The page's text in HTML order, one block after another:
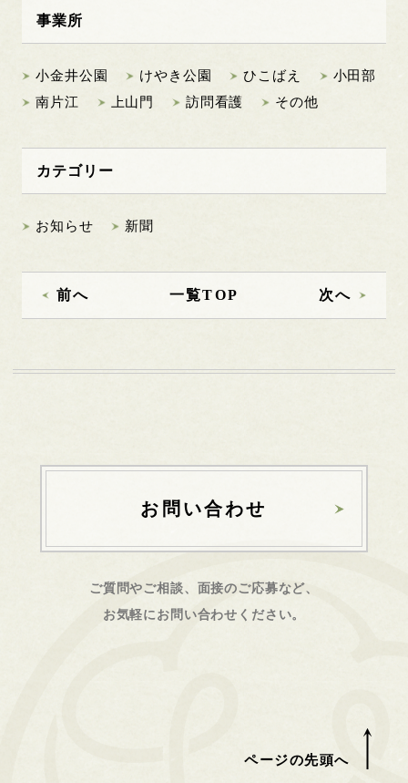
事業所
小金井公園 けやき公園 ひこばえ
小田部
南片江
上山門 訪問看護 その他
カテゴリー
お知らせ 新聞
前へ 一覧TOP 次へ
お問い合わせ
ご質問やご相談、面接のご応募など、
お気軽にお問い合わせください。
ページの先頭へ